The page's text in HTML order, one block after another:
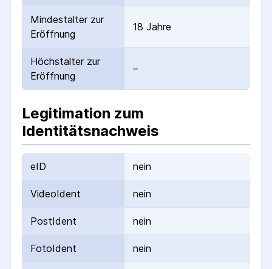
Mindestalter zur
Eröffnung
18 Jahre
Höchstalter zur
Eröffnung
–
Legitimation zum
Identitätsnachweis
eID nein
VideoIdent nein
PostIdent nein
FotoIdent nein